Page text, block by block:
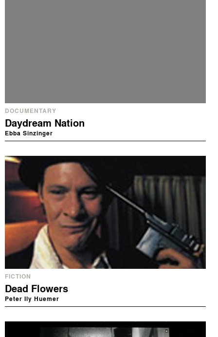
DOCUMENTARY
Daydream Nation
Ebba Sinzinger
FICTION
Dead Flowers
Peter Ily Huemer